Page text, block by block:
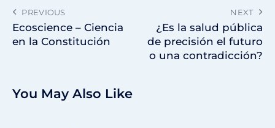
PREVIOUS
Ecoscience – Ciencia
en la Constitución
NEXT
¿Es la salud pública
de precisión el futuro
o una contradicción?
You May Also Like